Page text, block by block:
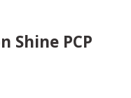
Shine PCP